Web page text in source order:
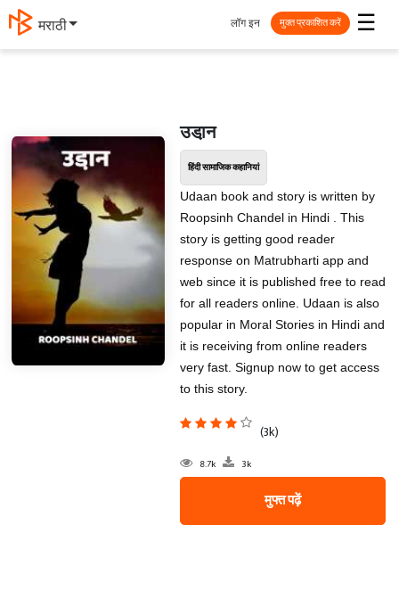
मराठी ☰
लॉग इन मुक्त प्रकाशित करें
उडा़न
हिंदी सामाजिक कहानियां
Udaan book and story is written by
Roopsinh Chandel in Hindi . This
story is getting good reader
response on Matrubharti app and
web since it is published free to read
for all readers online. Udaan is also
popular in Moral Stories in Hindi and
it is receiving from online readers
very fast. Signup now to get access
to this story.
(3k)
8.7k 3k
मुफ्त पढ़ें